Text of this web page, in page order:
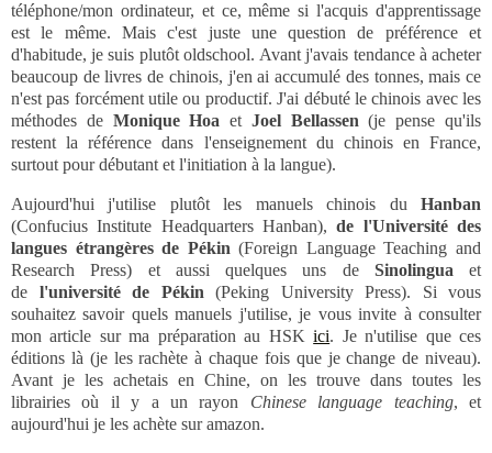
téléphone/mon ordinateur, et ce, même si l'acquis d'apprentissage
est le même. Mais c'est juste une question de préférence et
d'habitude, je suis plutôt oldschool. Avant j'avais tendance à acheter
beaucoup de livres de chinois, j'en ai accumulé des tonnes, mais ce
n'est pas forcément utile ou productif. J'ai débuté le chinois avec les
méthodes de Monique Hoaet Joel Bellassen (je pense qu'ils
restent la référence dans l'enseignement du chinois en France,
surtout pour débutant et l'initiation à la langue).
Aujourd'hui j'utilise plutôt les manuels chinois du Hanban
(Confucius Institute Headquarters Hanban), de l'Université des
langues étrangères de Pékin(Foreign Language Teaching and
Research Press) et aussi quelques uns de Sinolingua et
de l'université de Pékin (Peking University Press). Si vous
souhaitez savoir quels manuels j'utilise, je vous invite à consulter
mon article sur ma préparation au HSKici. Je n'utilise que ces
éditions là (je les rachète à chaque fois que je change de niveau).
Avant je les achetais en Chine, on les trouve dans toutes les
librairies où il y a un rayon Chinese language teaching, et
aujourd'hui je les achète sur amazon.